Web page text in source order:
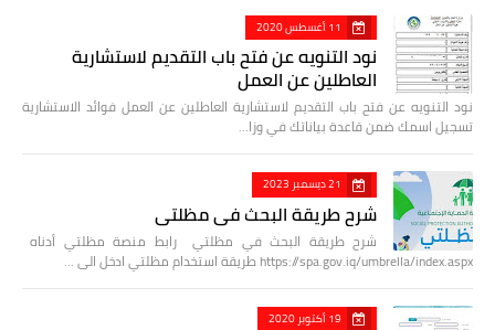
11 أغسطس 2020
نود التنويه عن فتح باب التقديم لاستشارية
العاطلين عن العمل
نود التنويه عن فتح باب التقديم لاستشارية العاطلين عن العمل فوائد الاستشارية
تسجيل اسمك ضمن قاعدة بياناتك في وزا…
21 ديسمبر 2023
شرح طريقة البحث في مظلتي
شرح طريقة البحث في مظلتي رابط منصة مظلتي أدناه
https://spa.gov.iq/umbrella/index.aspx طريقة استخدام مظلتي ادخل الى …
19 أكتوبر 2020